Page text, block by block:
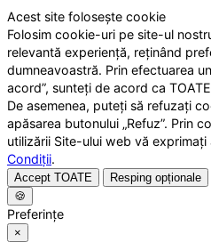
Acest site folosește cookie
Folosim cookie-uri pe site-ul
relevantă experiență, reținând
dumneavoastră. Prin efectuarea
acord”, sunteți de acord ca
De asemenea, puteți să refuzați
apăsarea butonului „Refuz”. Prin
utilizării Site-ului web vă
Condiții.
Accept TOATE Resping opționale
🍪
Preferințe
×